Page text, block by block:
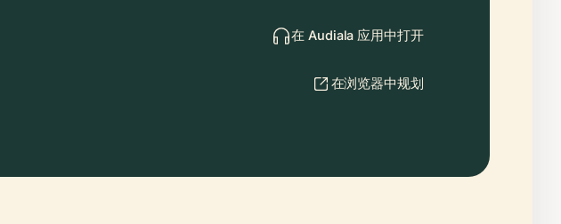
在 Audiala 应用中打开
在浏览器中规划